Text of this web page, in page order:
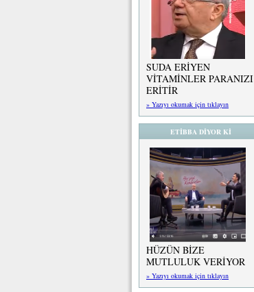
SUDA ERİYEN
VİTAMİNLER PARANIZI
ERİTİR
» Yazıyı okumak için tıklayın
ETİBBA DİYOR Kİ
HÜZÜN BİZE
MUTLULUK VERİYOR
» Yazıyı okumak için tıklayın